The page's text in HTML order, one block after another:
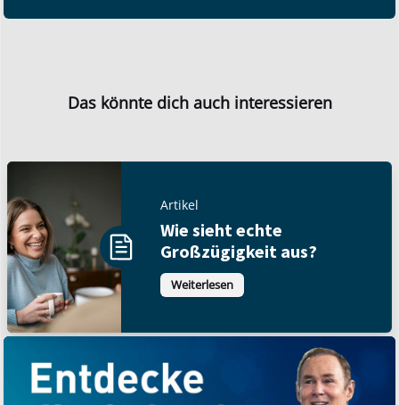
Das könnte dich auch interessieren
Artikel
Wie sieht echte
Großzügigkeit aus?
Weiterlesen